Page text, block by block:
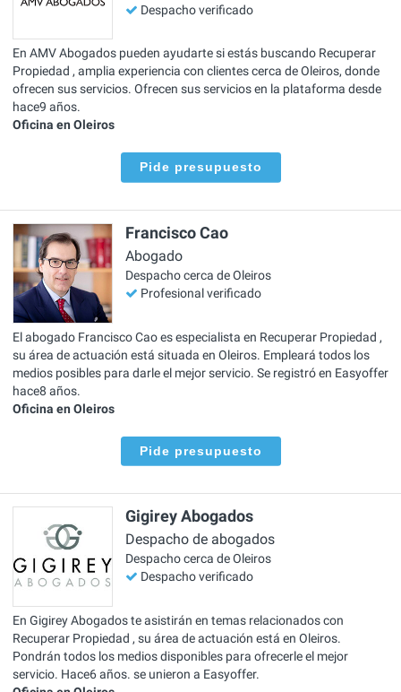
Despacho verificado
En AMV Abogados pueden ayudarte si estás buscando Recuperar
Propiedad , amplia experiencia con clientes cerca de Oleiros, donde
ofrecen sus servicios. Ofrecen sus servicios en la plataforma desde
hace9 años.
Oficina en Oleiros
Pide presupuesto
Francisco Cao
Abogado
Despacho cerca de Oleiros
Profesional verificado
El abogado Francisco Cao es especialista en Recuperar Propiedad ,
su área de actuación está situada en Oleiros. Empleará todos los
medios posibles para darle el mejor servicio. Se registró en Easyoffer
hace8 años.
Oficina en Oleiros
Pide presupuesto
Gigirey Abogados
Despacho de abogados
Despacho cerca de Oleiros
Despacho verificado
En Gigirey Abogados te asistirán en temas relacionados con
Recuperar Propiedad , su área de actuación está en Oleiros.
Pondrán todos los medios disponibles para ofrecerle el mejor
servicio. Hace6 años. se unieron a Easyoffer.